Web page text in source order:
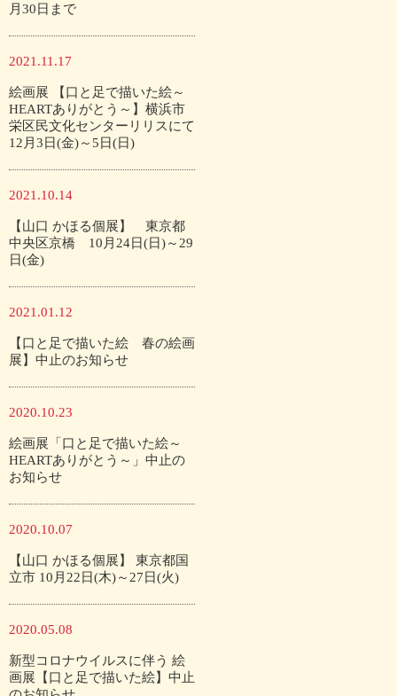
月30日まで
2021.11.17
絵画展 【口と足で描いた絵～
HEARTありがとう～】横浜市
栄区民文化センターリリスにて
12月3日(金)～5日(日)
2021.10.14
【山口 かほる個展】 東京都
中央区京橋 10月24日(日)～29
日(金)
2021.01.12
【口と足で描いた絵 春の絵画
展】中止のお知らせ
2020.10.23
絵画展「口と足で描いた絵～
HEARTありがとう～」中止の
お知らせ
2020.10.07
【山口 かほる個展】 東京都国
立市 10月22日(木)～27日(火)
2020.05.08
新型コロナウイルスに伴う 絵
画展【口と足で描いた絵】中止